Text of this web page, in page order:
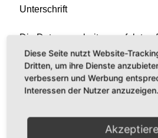
Unterschrift
Die Datenverarbeitung erfolgt
ist nach Art. 6 Abs. 1 lit b DS-
Zwecken für die angemessene
Hotelreservierungsvertrages
aus dem
Diese Seite nutzt Website-
Dritten, um ihre Dienste
verbessern und Werbung
Interessen der Nutzer anzuzeigen.